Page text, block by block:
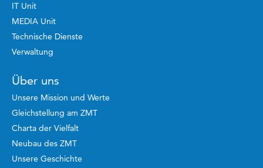
IT Unit
MEDIA Unit
Technische Dienste
Verwaltung
Über uns
Unsere Mission und Werte
Gleichstellung am ZMT
Charta der Vielfalt
Neubau des ZMT
Unsere Geschichte